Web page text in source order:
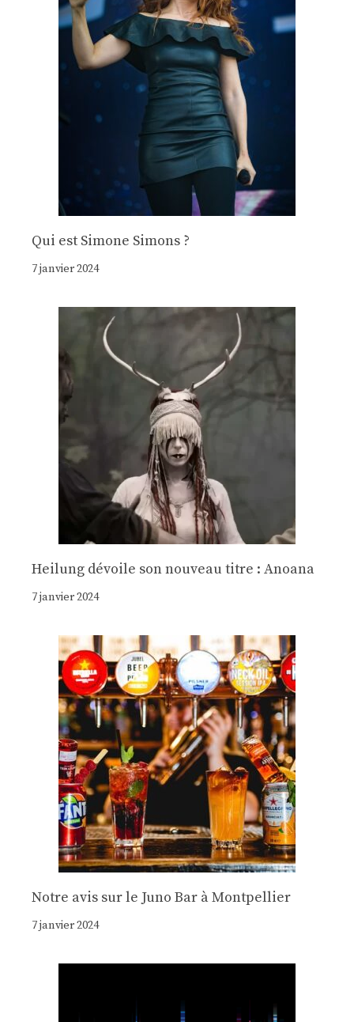
Qui est Simone Simons ?
7 janvier 2024
Heilung dévoile son nouveau titre : Anoana
7 janvier 2024
Notre avis sur le Juno Bar à Montpellier
7 janvier 2024